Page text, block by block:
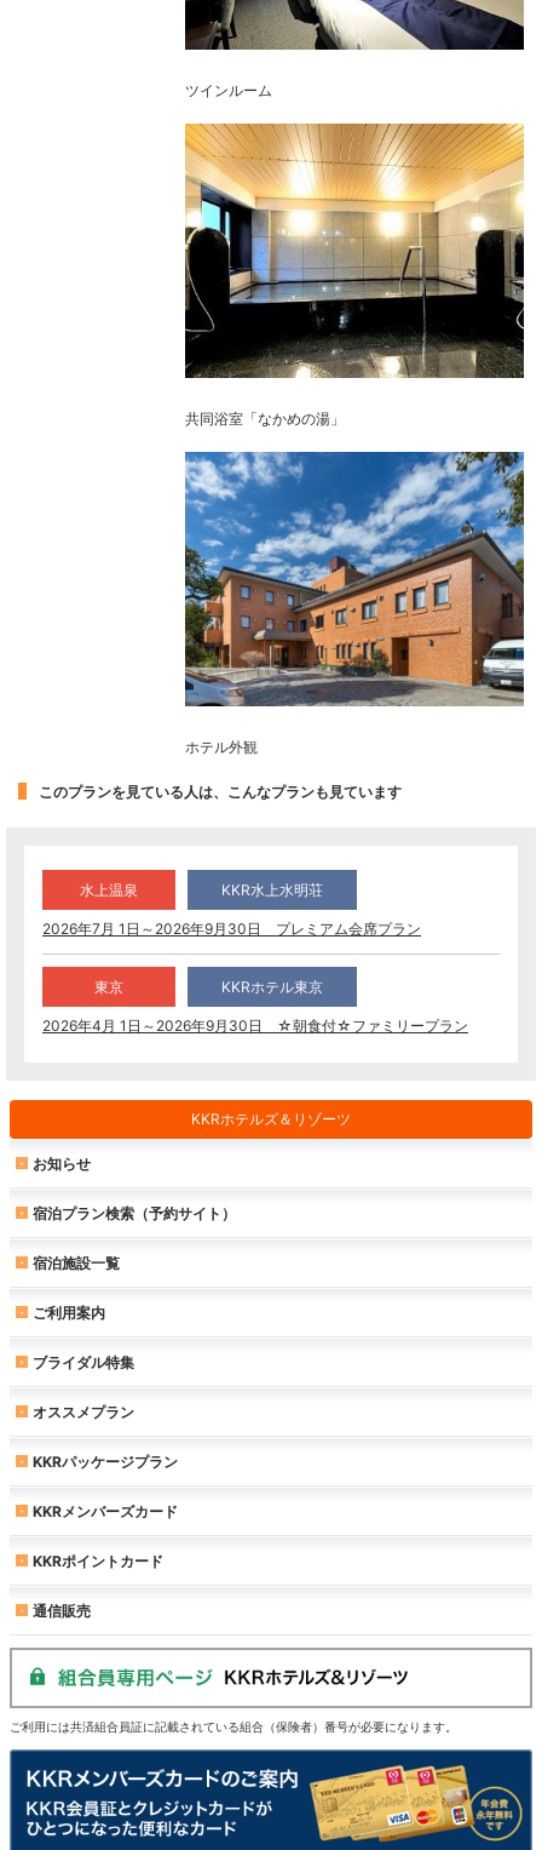
KKRホテルズ＆リゾーツ
お知らせ
宿泊プラン検索（予約サイト）
宿泊施設一覧
ご利用案内
ブライダル特集
オススメプラン
KKRパッケージプラン
KKRメンバーズカード
KKRポイントカード
通信販売
ご利用には共済組合員証に記載されている組合（保険者）番号が必要になります。
ツインルーム
共同浴室「なかめの湯」
ホテル外観
このプランを見ている人は、こんなプランも見ています
水上温泉 KKR水上水明荘
2026年7月 1日～2026年9月30日 プレミアム会席プラン
東京 KKRホテル東京
2026年4月 1日～2026年9月30日 ☆朝食付☆ファミリープラン